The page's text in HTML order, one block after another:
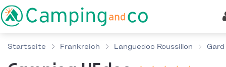
Startseite Frankreich Languedoc Roussillon Gard